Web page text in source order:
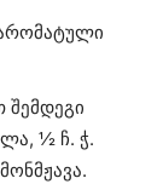
შემდეგი
½ ჩ. ჭ.